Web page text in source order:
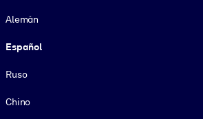
Alemán
Español
Ruso
Chino